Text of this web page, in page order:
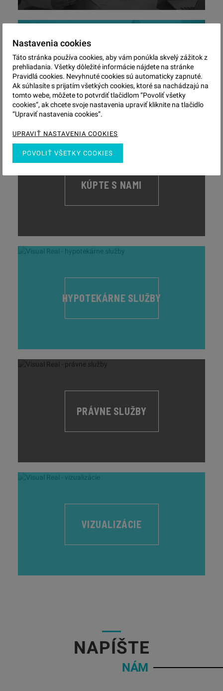
PRENAJMITE S NAMI
KÚPTE S NAMI
HYPOTEKÁRNE SLUŽBY
PRÁVNE SLUŽBY
VIZUALIZÁCIE
NAPÍŠTE
NÁM
Nastavenia cookies
Táto stránka používa cookies, aby vám ponúkla skvelý zážitok z
prehliadania. Všetky dôležité informácie nájdete na stránke
Pravidlá cookies. Nevyhnuté cookies sú automaticky zapnuté.
Ak súhlasíte s prijatím všetkých cookies, ktoré sa nachádzajú na
tomto webe, môžete to potvrdiť tlačidlom “Povoliť všetky
cookies“, ak chcete svoje nastavenia upraviť kliknite na tlačidlo
“Upraviť nastavenia cookies”.
UPRAVIŤ NASTAVENIA COOKIES
POVOLIŤ VŠETKY COOKIES